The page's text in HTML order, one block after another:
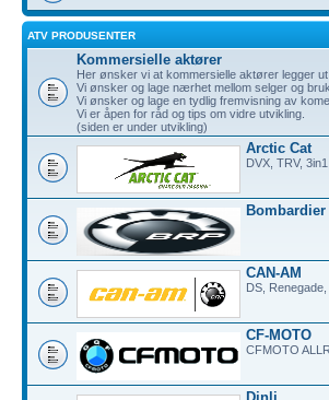
ATV PRODUSENTER
Kommersielle aktører
Her ønsker vi at kommersielle aktører legger
Vi ønsker og lage nærhet mellom selger og
Vi ønsker og lage en tydlig fremvisning av
Vi er åpen for råd og tips om vidre utvikling.
(siden er under utvikling)
Arctic Cat
DVX, TRV,
Bombardier
CAN-AM
DS, Renegade,
CF-MOTO
CFMOTO